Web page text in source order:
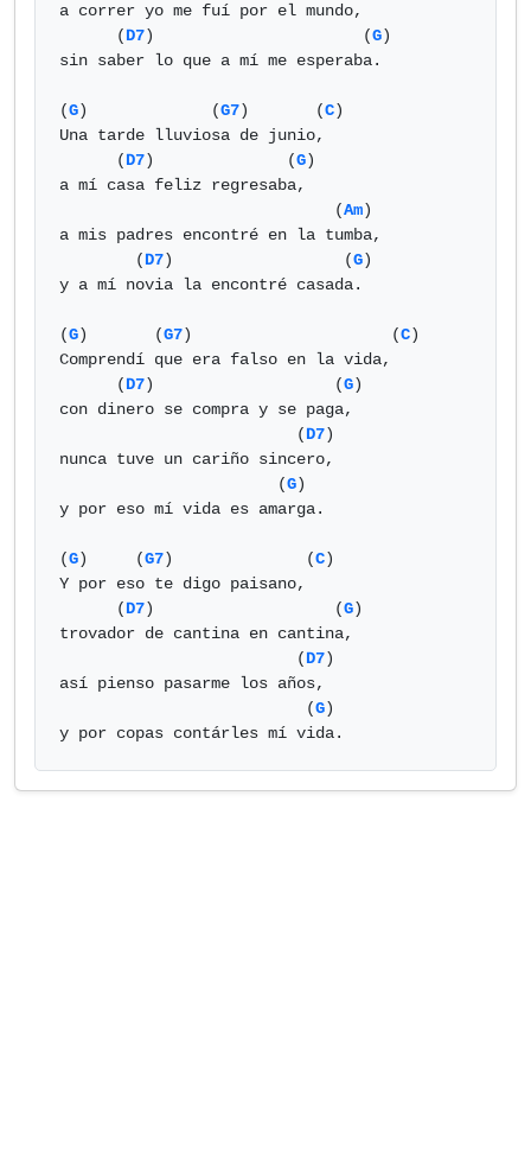
a correr yo me fuí por el mundo,
      (
D7)                      (G)
sin saber lo que a mí me esperaba.
(G)             (G7)       (C)
Una tarde lluviosa de junio,
      (
D7)              (G)
a mí casa feliz regresaba,
                             (
Am)
a mis padres encontré en la tumba,
        (
D7)                  (G)
y a mí novia la encontré casada.
(G)       (G7)                     (C)
Comprendí que era falso en la vida,
      (
D7)                   (G)
con dinero se compra y se paga,
                         (
D7)
nunca tuve un cariño sincero,
                       (
G)
y por eso mí vida es amarga.
(G)     (G7)              (C)
Y por eso te digo paisano,
      (
D7)                   (G)
trovador de cantina en cantina,
                         (
D7)
así pienso pasarme los años,
                          (
G)
y por copas contárles mí vida.